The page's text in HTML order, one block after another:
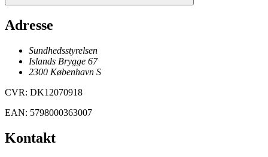
Adresse
Sundhedsstyrelsen
Islands Brygge 67
2300 København S
CVR: DK12070918
EAN: 5798000363007
Kontakt